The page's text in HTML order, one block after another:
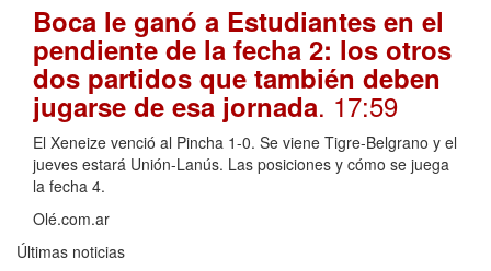
Boca le ganó a Estudiantes en el
pendiente de la fecha 2: los otros
dos partidos que también deben
jugarse de esa jornada. 17:59
El Xeneize venció al Pincha 1-0. Se viene Tigre-Belgrano y el
jueves estará Unión-Lanús. Las posiciones y cómo se juega
la fecha 4.
Olé.com.ar
Últimas noticias